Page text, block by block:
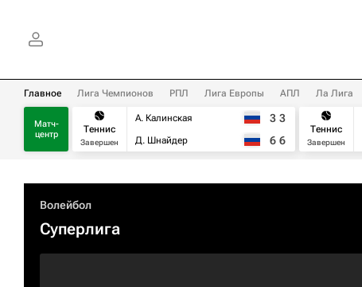
Главное Лига Чемпионов РПЛ Лига Европы АПЛ Ла Лига
Матч-
центр
Теннис
Завершен
А. Калинская
Д. Шнайдер
3 3
6 6
Теннис
Завершен
Волейбол
Суперлига